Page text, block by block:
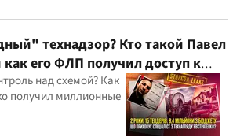
технадзор? Кто такой Павел
как его ФЛП получил доступ к
над схемой? Как
получил миллионные